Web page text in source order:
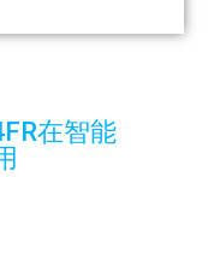
在智能